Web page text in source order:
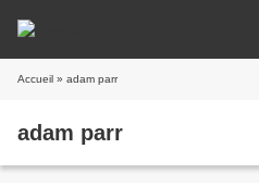
Accueil » adam parr
adam parr